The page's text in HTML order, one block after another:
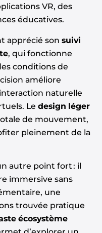
VR, des
éducatives.
apprécié son suivi
, qui fonctionne
conditions de
améliore
naturelle
Le design léger
de mouvement,
pleinement de la
autre point fort : il
immersive sans
une
trouvée pratique
écosystème